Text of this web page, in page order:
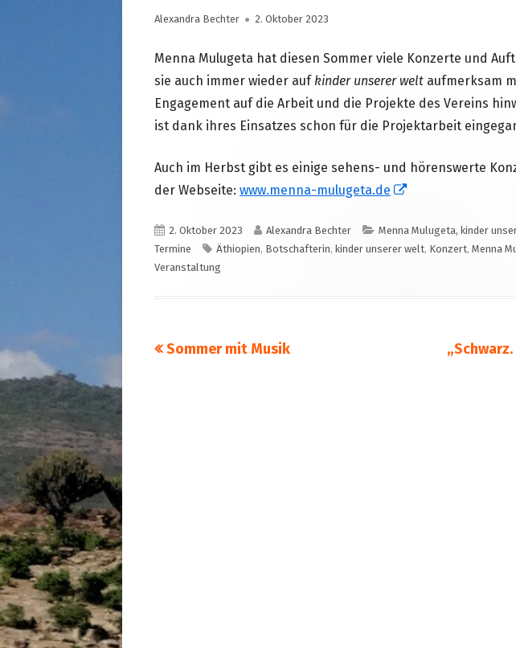
HIV-WAISENKINDER
SÜDAFRIKA — SCHUL- UND
FÖRDERZENTRUM
ÄTHIOPIEN —
MUTTER UND KIND
Autor
Alexandra Bechter
Veröffentlicht
2. Oktober 2023
Menna Mulugeta hat diesen Sommer viele Konzerte und
sie auch immer wieder auf kinder unserer welt aufmerksam
Engagement auf die Arbeit und die Projekte des Vereins
ist dank ihres Einsatzes schon für die Projektarbeit
Auch im Herbst gibt es einige sehens- und hörenswerte
der Webseite: www.menna-mulugeta.de
Fenster
öffnen
Veröffentlicht
am
2. Oktober 2023 Autor
Alexandra Bechter Kategorien
Menna Mulugeta, kinder
Termine
Schlagwörter
Äthiopien, Botschafterin, kinder unserer welt, Konzert, Menna
Veranstaltung
Beitragsnavigation
Vorheriger
Sommer mit Musik
Nächster